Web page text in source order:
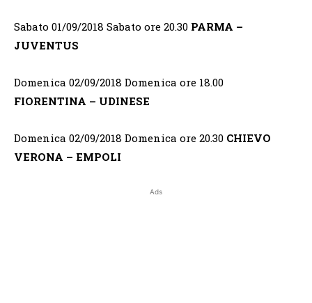
Sabato 01/09/2018 Sabato ore 20.30 PARMA –
JUVENTUS
Domenica 02/09/2018 Domenica ore 18.00
FIORENTINA – UDINESE
Domenica 02/09/2018 Domenica ore 20.30 CHIEVO
VERONA – EMPOLI
Ads